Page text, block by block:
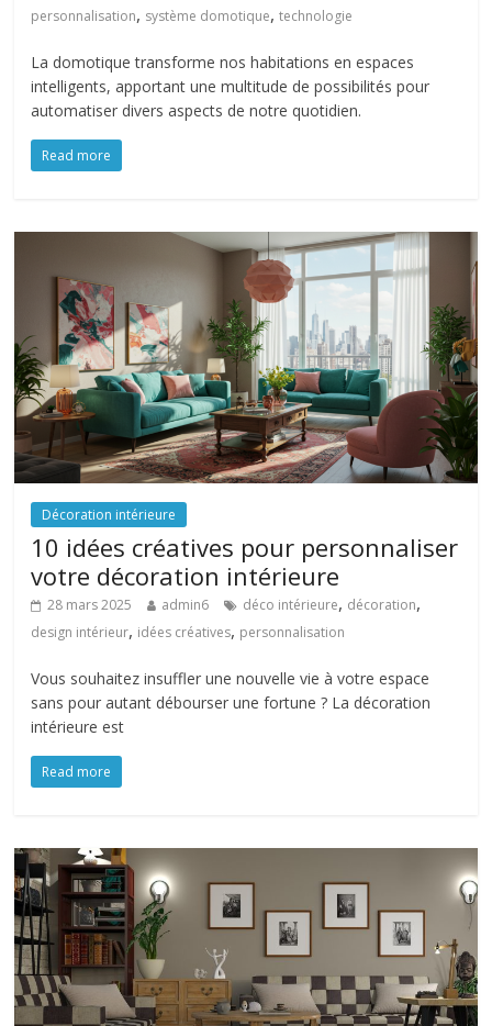
personnalisation, système domotique,technologie
La domotique transforme nos habitations en espaces
intelligents, apportant une multitude de possibilités pour
automatiser divers aspects de notre quotidien.
Read more
Décoration intérieure
10 idées créatives pour personnaliser
votre décoration intérieure
28 mars 2025 admin6 déco intérieure, décoration,
design intérieur, idées créatives, personnalisation
Vous souhaitez insuffler une nouvelle vie à votre espace
sans pour autant débourser une fortune ? La décoration
intérieure est
Read more